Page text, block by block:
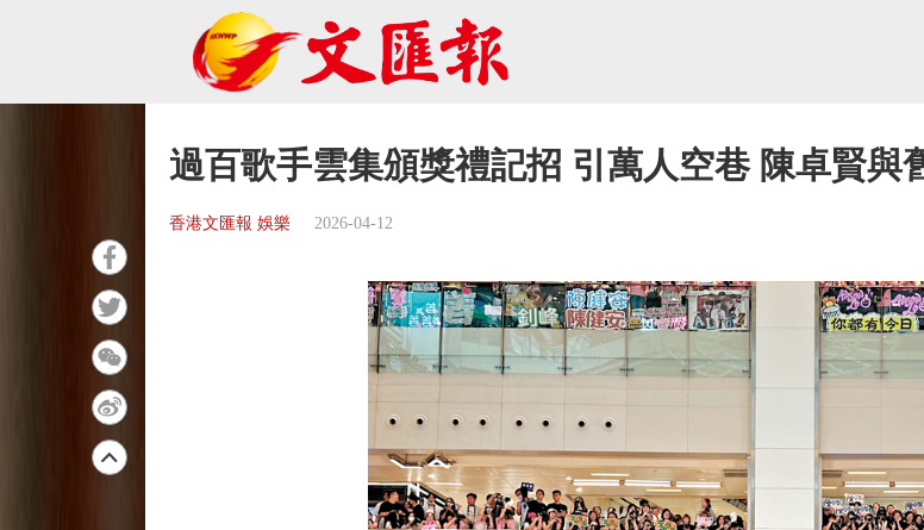
過百歌手雲集頒獎禮記招 引萬人空巷 陳卓賢與
香港文匯報 娛樂 2026-04-12